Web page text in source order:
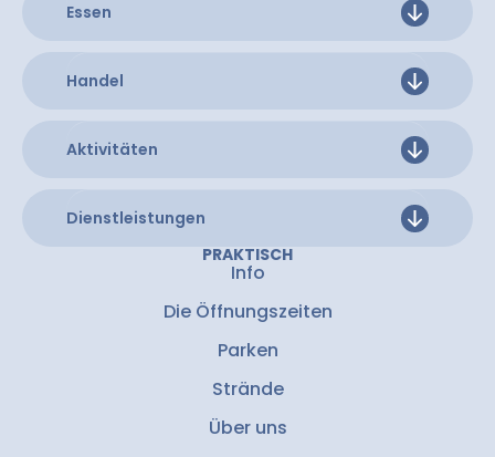
PRAKTISCH
Info
Die Öffnungszeiten
Parken
Strände
Über uns
Essen
Handel
Aktivitäten
Dienstleistungen